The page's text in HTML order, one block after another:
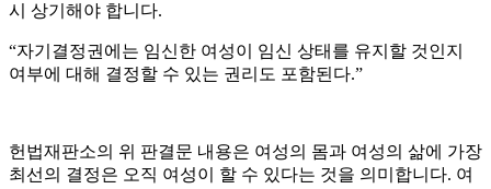
시 상기해야 합니다.
“자기결정권에는 임신한 여성이 임신 상태를 유지할 것인지
여부에 대해 결정할 수 있는 권리도 포함된다.”
헌법재판소의 위 판결문 내용은 여성의 몸과 여성의 삶에 가장
최선의 결정은 오직 여성이 할 수 있다는 것을 의미합니다. 여